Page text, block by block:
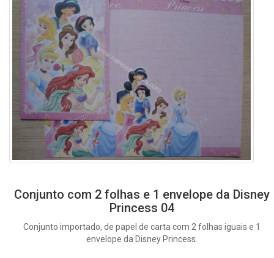
Conjunto com 2 folhas e 1 envelope da Disney
Princess 04
Conjunto importado, de papel de carta com 2 folhas iguais e 1
envelope da Disney Princess.